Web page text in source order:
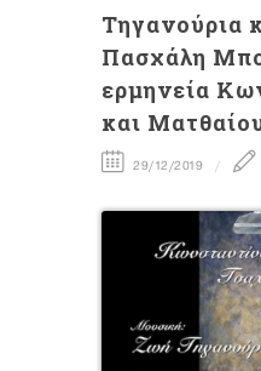
Τηγανούρια
Πασχάλη
ερμηνεία
και
29/12/2019